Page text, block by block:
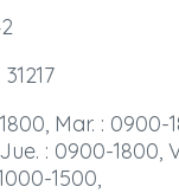
Mar. : 0900-
: 0900-1800,
1500,